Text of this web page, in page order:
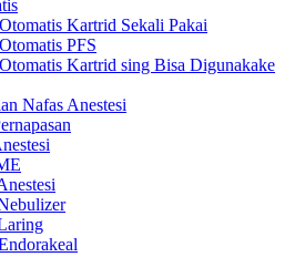
Kartrid Sekali Pakai
PFS
Kartrid sing Bisa Digunakake
Nafas Anestesi